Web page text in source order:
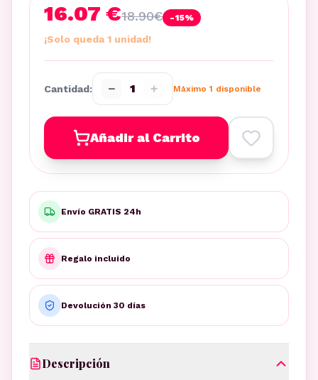
16.07 €18.90€ -15%
¡Solo queda 1 unidad!
Cantidad: − 1 + Máximo 1 disponible
Añadir al Carrito
Envío GRATIS 24h
Regalo incluido
Devolución 30 días
Descripción